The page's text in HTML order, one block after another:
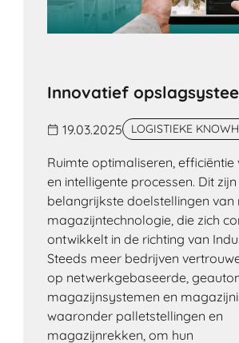
Innovatief
19.03.2025 LOGISTIEKE
Ruimte optimaliseren, efficiëntie
en intelligente processen. Dit
belangrijkste doelstellingen van
magazijntechnologie, die zich
ontwikkelt in de richting van
Steeds meer bedrijven
op netwerkgebaseerde,
magazijnsystemen en
waaronder palletstellingen en
magazijnrekken, om hun